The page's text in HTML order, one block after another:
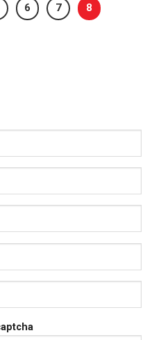
6 7 8